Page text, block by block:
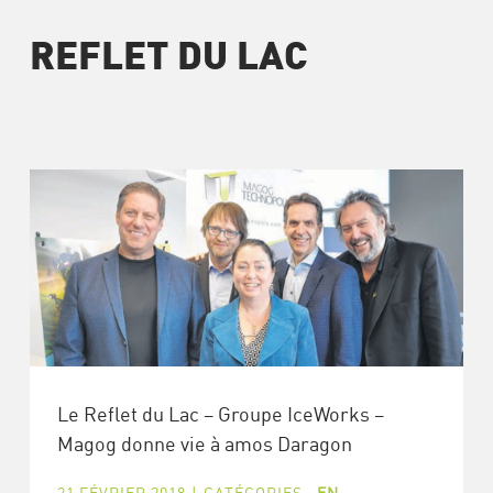
REFLET DU LAC
Le Reflet du Lac – Groupe IceWorks –
Magog donne vie à amos Daragon